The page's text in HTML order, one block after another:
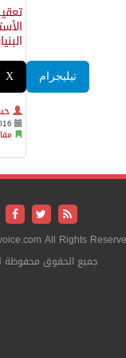
X تيليجرام
All Rights
جميع الحقوق محفوظة لـ